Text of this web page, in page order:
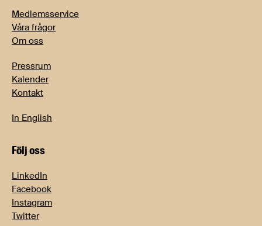
Medlemsservice
Våra frågor
Om oss
Pressrum
Kalender
Kontakt
In English
Följ oss
LinkedIn
Facebook
Instagram
Twitter